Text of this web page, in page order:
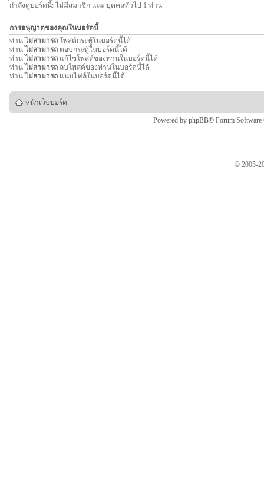
่กำลังดูบอร์ดนี้: ไม่มีสมาชิก และ บุคคลทั่วไป 1 ท่าน
การอนุญาตของคุณในบอร์ดนี้
ท่าน ไม่สามารถ โพสต์กระทู้ในบอร์ดนี้ได้
ท่าน ไม่สามารถ ตอบกระทู้ในบอร์ดนี้ได้
ท่าน ไม่สามารถ แก้ไขโพสต์ของท่านในบอร์ดนี้ได้
ท่าน ไม่สามารถ ลบโพสต์ของท่านในบอร์ดนี้ได้
ท่าน ไม่สามารถ แนบไฟล์ในบอร์ดนี้ได้
หน้าเว็บบอร์ด
Powered by phpBB® Forum
© 2005-